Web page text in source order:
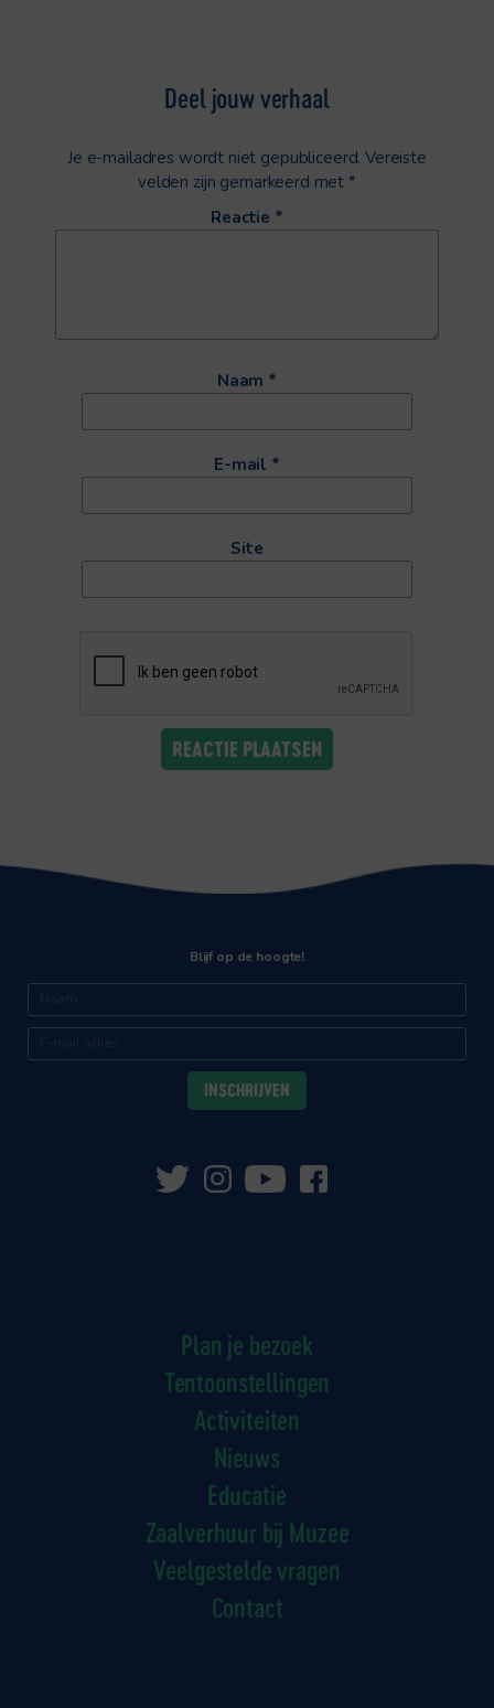
Deel jouw verhaal
Je e-mailadres wordt niet gepubliceerd. Vereiste
velden zijn gemarkeerd met *
Reactie *
Naam *
E-mail *
Site
Plan je bezoek
Tentoonstellingen
Activiteiten
Nieuws
Educatie
Zaalverhuur bij Muzee
Veelgestelde vragen
Contact
Blijf op de hoogte!